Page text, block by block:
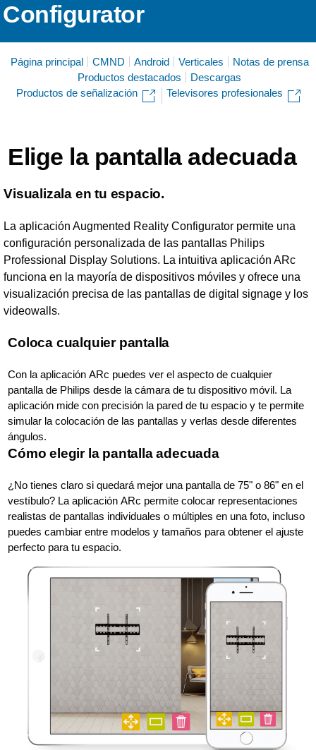
Configurator
Página principal CMND Android Verticales
Notas de prensa
Productos destacados
Descargas
Productos de señalización
Televisores profesionales
Elige la pantalla adecuada
Visualizala en tu espacio.
La aplicación Augmented Reality Configurator permite una
configuración personalizada de las pantallas Philips
Professional Display Solutions. La intuitiva aplicación ARc
funciona en la mayoría de dispositivos móviles y ofrece una
visualización precisa de las pantallas de digital signage y los
videowalls.
Coloca cualquier pantalla
Con la aplicación ARc puedes ver el aspecto de cualquier
pantalla de Philips desde la cámara de tu dispositivo móvil. La
aplicación mide con precisión la pared de tu espacio y te permite
simular la colocación de las pantallas y verlas desde diferentes
ángulos.
Cómo elegir la pantalla adecuada
¿No tienes claro si quedará mejor una pantalla de 75" o 86" en el
vestíbulo? La aplicación ARc permite colocar representaciones
realistas de pantallas individuales o múltiples en una foto, incluso
puedes cambiar entre modelos y tamaños para obtener el ajuste
perfecto para tu espacio.